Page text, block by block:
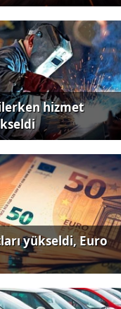
hizmet
yükseldi, Euro